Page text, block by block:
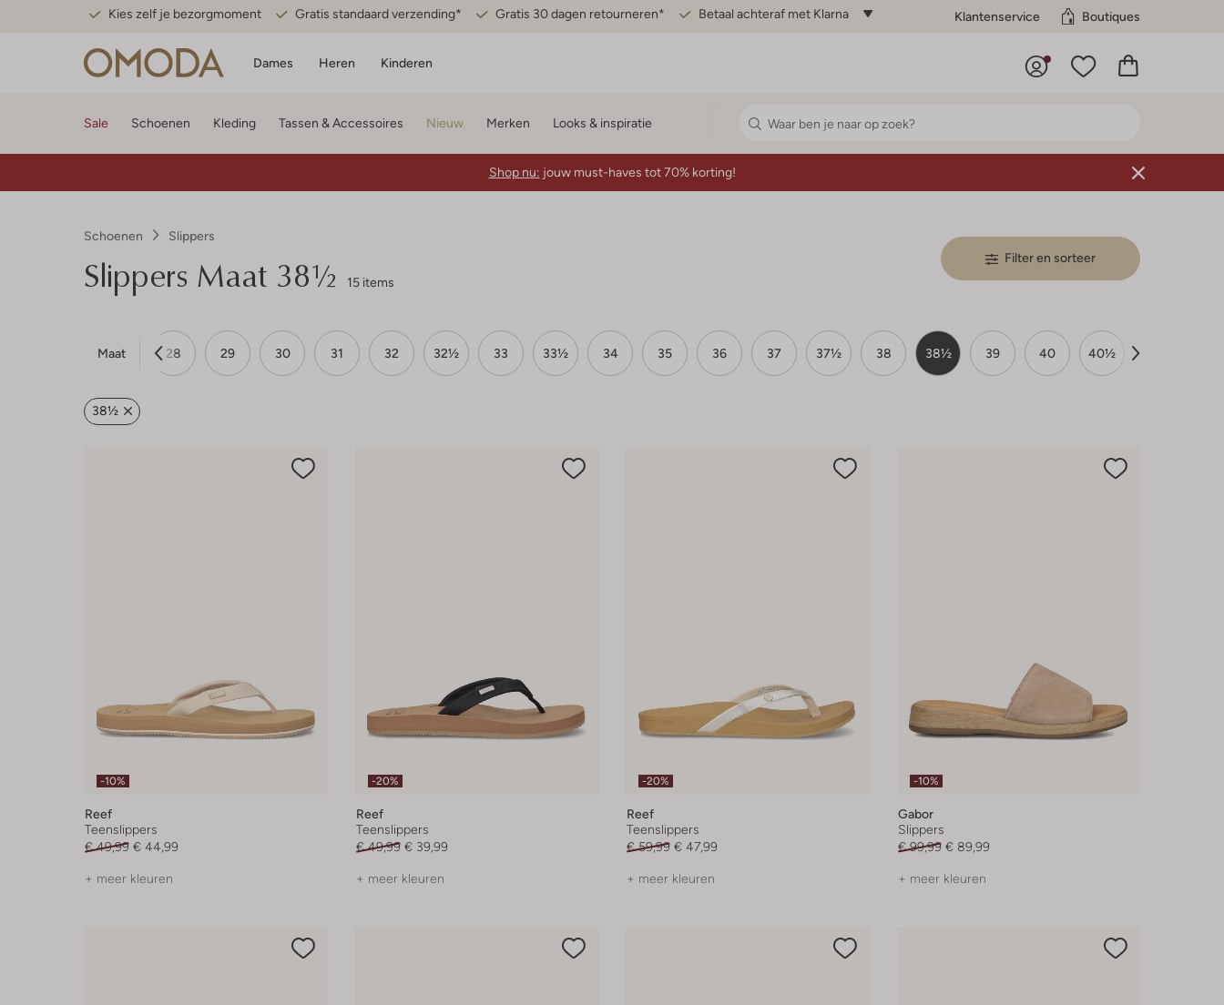
Kies zelf je bezorgmoment Gratis standaard verzending* Gratis 30 dagen retourneren* Betaal achteraf met Klarna Klantenservice Boutiques
Dames Heren Kinderen
Sale Schoenen Kleding Tassen & Accessoires Nieuw Merken Looks & inspiratie
Shop nu: jouw must-haves tot 70% korting!
Schoenen Slippers
Slippers Maat 38½ 15 items
Filter en sorteer
Maat
27 28 29 30 31 32 32½ 33 33½ 34 35 36 37 37½ 38 38½ 39 40 40½
38½
-10%
Reef
Teenslippers
€ 49,99 € 44,99
+ meer kleuren
-20%
Reef
Teenslippers
€ 49,99 € 39,99
+ meer kleuren
-20%
Reef
Teenslippers
€ 59,99 € 47,99
+ meer kleuren
-10%
Gabor
Slippers
€ 99,99 € 89,99
+ meer kleuren